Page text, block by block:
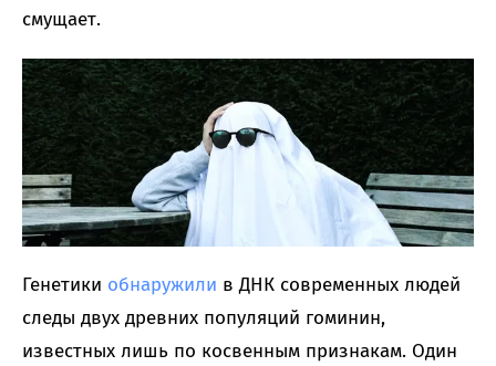
смущает.
Генетики обнаружили в ДНК современных людей
следы двух древних популяций гоминин,
известных лишь по косвенным признакам. Один